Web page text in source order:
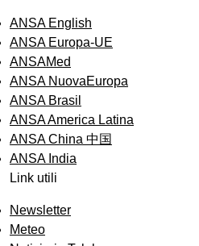
ANSA English
ANSA Europa-UE
ANSAMed
ANSA NuovaEuropa
ANSA Brasil
ANSA America Latina
ANSA China 中国
ANSA India
Link utili
Newsletter
Meteo